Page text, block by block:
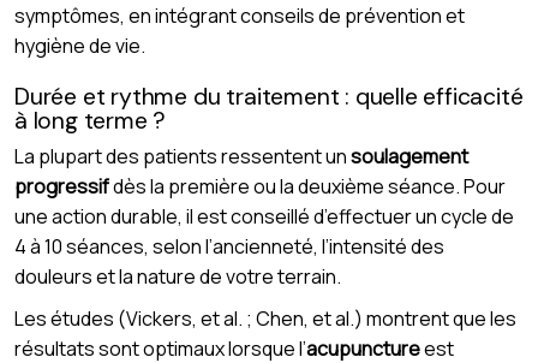
symptômes, en intégrant conseils de prévention et
hygiène de vie.
Durée et rythme du traitement : quelle efficacité
à long terme ?
La plupart des patients ressentent unsoulagement
progressifdès la première ou la deuxième séance. Pour
une action durable, il est conseillé d’effectuer un cycle de
4 à 10 séances, selon l’ancienneté, l’intensité des
douleurs et la nature de votre terrain.
Les études (Vickers, et al. ; Chen, et al.) montrent que les
résultats sont optimaux lorsque l’acupunctureest